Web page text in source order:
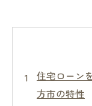
住宅ローン
方市の特性